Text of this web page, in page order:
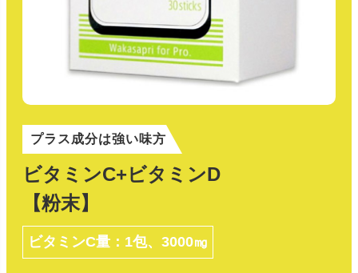
プラス成分は強い味方
ビタミンC+ビタミンD
【粉末】
ビタミンC量：1包、3000㎎